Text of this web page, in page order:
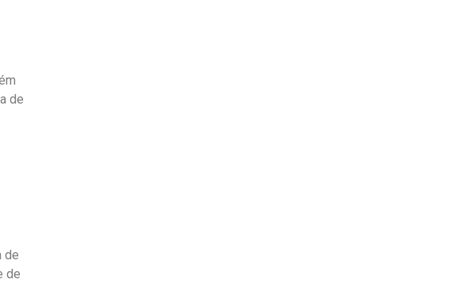
de
de
de